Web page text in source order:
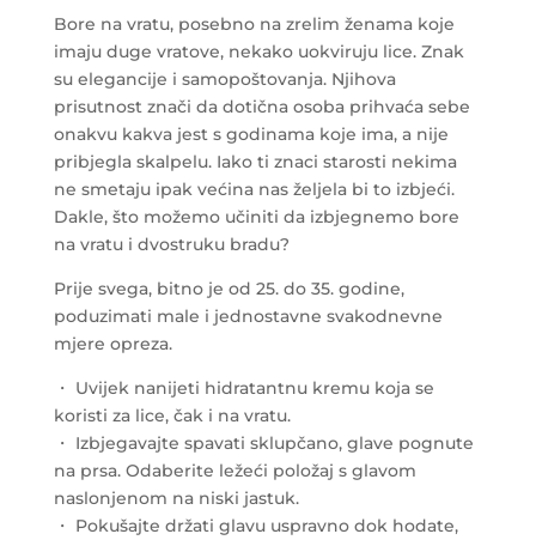
Bore na vratu, posebno na zrelim ženama koje
imaju duge vratove, nekako uokviruju lice. Znak
su elegancije i samopoštovanja. Njihova
prisutnost znači da dotična osoba prihvaća sebe
onakvu kakva jest s godinama koje ima, a nije
pribjegla skalpelu. Iako ti znaci starosti nekima
ne smetaju ipak većina nas željela bi to izbjeći.
Dakle, što možemo učiniti da izbjegnemo bore
na vratu i dvostruku bradu?
Prije svega, bitno je od 25. do 35. godine,
poduzimati male i jednostavne svakodnevne
mjere opreza.
・ Uvijek nanijeti hidratantnu kremu koja se
koristi za lice, čak i na vratu.
・ Izbjegavajte spavati sklupčano, glave pognute
na prsa. Odaberite ležeći položaj s glavom
naslonjenom na niski jastuk.
・ Pokušajte držati glavu uspravno dok hodate,